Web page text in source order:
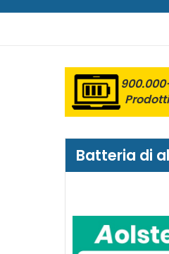
Prodotti
Batteria di